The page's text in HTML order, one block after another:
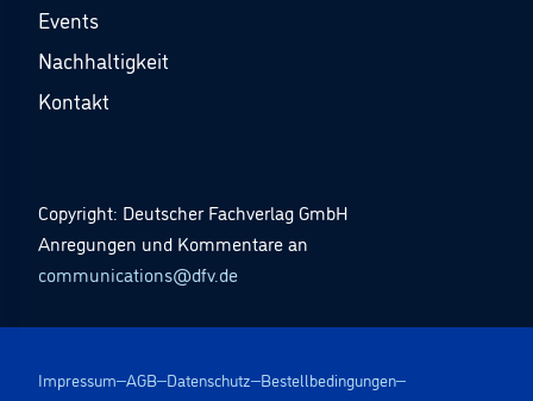
Events
Nachhaltigkeit
Kontakt
Copyright: Deutscher Fachverlag GmbH
Anregungen und Kommentare an
communications@dfv.de
Impressum AGB Datenschutz Bestellbedingungen